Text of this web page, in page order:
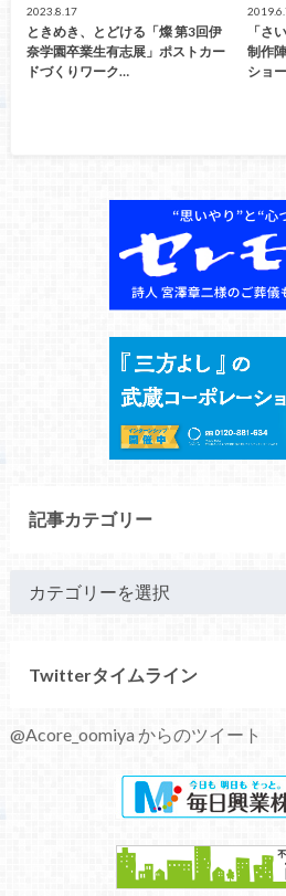
2023.8.17
ときめき、とどける「燦 第3回伊
奈学園卒業生有志展」ポストカー
ドづくりワーク…
「さ
制作
ショ
記事カテゴリー
Twitterタイムライン
@Acore_oomiya からのツイート